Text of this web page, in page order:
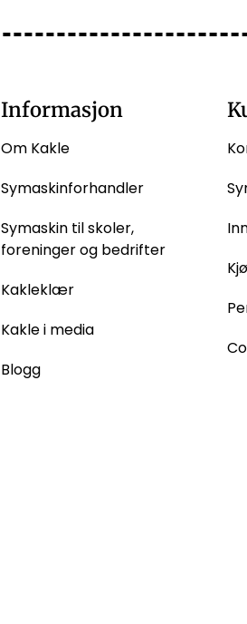
Informasjon
Om Kakle
Symaskinforhandler
Symaskin til skoler,
foreninger og bedrifter
Kakleklær
Kakle i media
Blogg